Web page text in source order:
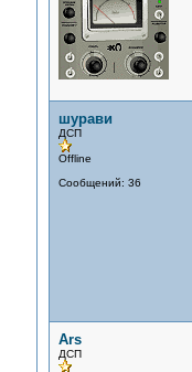
шурави
ДСП
Offline
Сообщений: 36
Ars
ДСП